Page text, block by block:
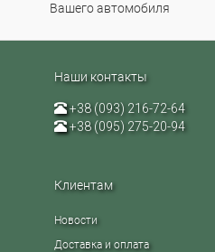
Вашего автомобиля
Наши контакты
+38 (093) 216-72-64
+38 (095) 275-20-94
Клиентам
Новости
Доставка и оплата